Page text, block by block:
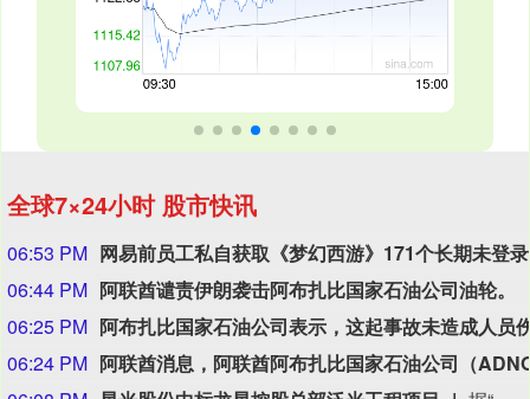
全球7×24小时 股市快讯
06:53 PM
06:44 PM 阿联酋谴责伊朗袭击阿布扎比国家石油公司油轮。
06:25 PM
06:24 PM